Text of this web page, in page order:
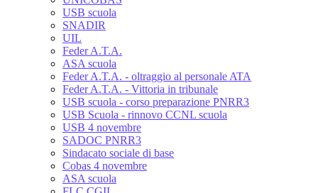
USB scuola
SNADIR
UIL
Feder A.T.A.
ASA scuola
Feder A.T.A. - oltraggio al personale ATA
Feder A.T.A. - Vittoria in tribunale
USB scuola - corso preparazione PNRR3
USB Scuola - rinnovo CCNL scuola
USB 4 novembre
SADOC PNRR3
Sindacato sociale di base
Cobas 4 novembre
ASA scuola